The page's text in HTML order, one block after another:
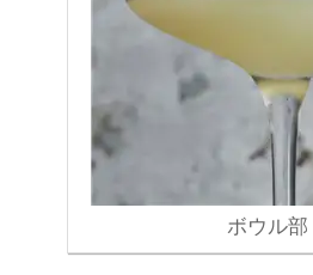
ボウル部